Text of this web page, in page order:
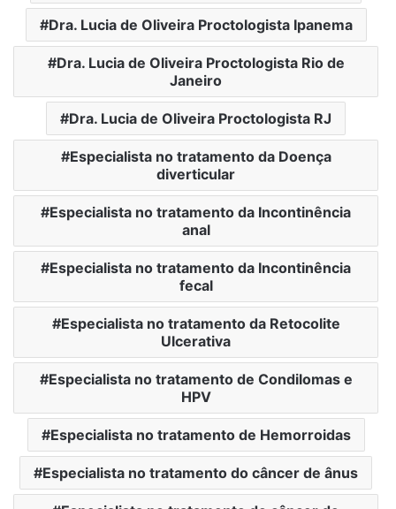
Dra. Lucia de Oliveira Proctologista Ipanema
Dra. Lucia de Oliveira Proctologista Rio de
Janeiro
Dra. Lucia de Oliveira Proctologista RJ
Especialista no tratamento da Doença
diverticular
Especialista no tratamento da Incontinência
anal
Especialista no tratamento da Incontinência
fecal
Especialista no tratamento da Retocolite
Ulcerativa
Especialista no tratamento de Condilomas e
HPV
Especialista no tratamento de Hemorroidas
Especialista no tratamento do câncer de ânus